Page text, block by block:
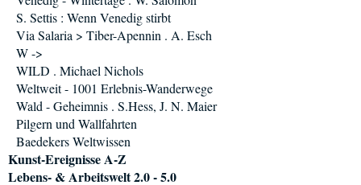
S. Settis : Wenn Venedig stirbt
Via Salaria > Tiber-Apennin . A. Esch
W ->
WILD . Michael Nichols
Weltweit - 1001 Erlebnis-Wanderwege
Wald - Geheimnis . S.Hess, J. N. Maier
Pilgern und Wallfahrten
Baedekers Weltwissen
Kunst-Ereignisse A-Z
Lebens- & Arbeitswelt 2.0 - 5.0